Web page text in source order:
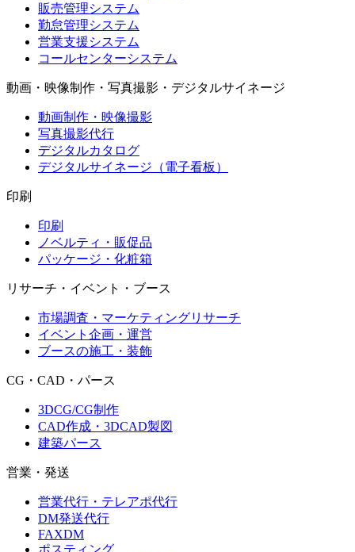
販売管理システム
勤怠管理システム
営業支援システム
コールセンターシステム
動画・映像制作・写真撮影・デジタルサイネージ
動画制作・映像撮影
写真撮影代行
デジタルカタログ
デジタルサイネージ（電子看板）
印刷
印刷
ノベルティ・販促品
パッケージ・化粧箱
リサーチ・イベント・ブース
市場調査・マーケティングリサーチ
イベント企画・運営
ブースの施工・装飾
CG・CAD・パース
3DCG/CG制作
CAD作成・3DCAD製図
建築パース
営業・発送
営業代行・テレアポ代行
DM発送代行
FAXDM
ポスティング